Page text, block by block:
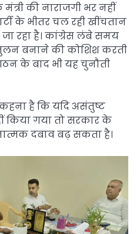
की नाराजगी भर नहीं
के भीतर चल रही खींचतान
रहा है। कांग्रेस लंबे समय
बनाने की कोशिश करती
के बाद भी यह चुनौती
है कि यदि असंतुष्ट
गया तो सरकार के
दबाव बढ़ सकता है।